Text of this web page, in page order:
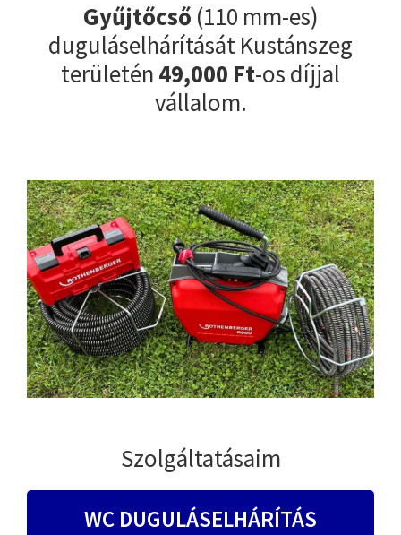
Gyűjtőcső (110 mm-es)
duguláselhárítását Kustánszeg
területén 49,000 Ft-os díjjal
vállalom.
Szolgáltatásaim
WC DUGULÁSELHÁRÍTÁS